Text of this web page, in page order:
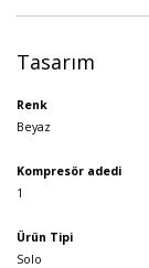
Tasarım
Renk
Beyaz
Kompresör adedi
1
Ürün Tipi
Solo